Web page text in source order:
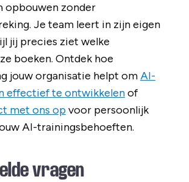
opbouwen zonder
Je team leert in zijn eigen
jij precies ziet welke
boeken. Ontdek hoe
jouw organisatie helpt omAI-
effectief te ontwikkelenof
met ons opvoor persoonlijk
AI-trainingsbehoeften.
vragen